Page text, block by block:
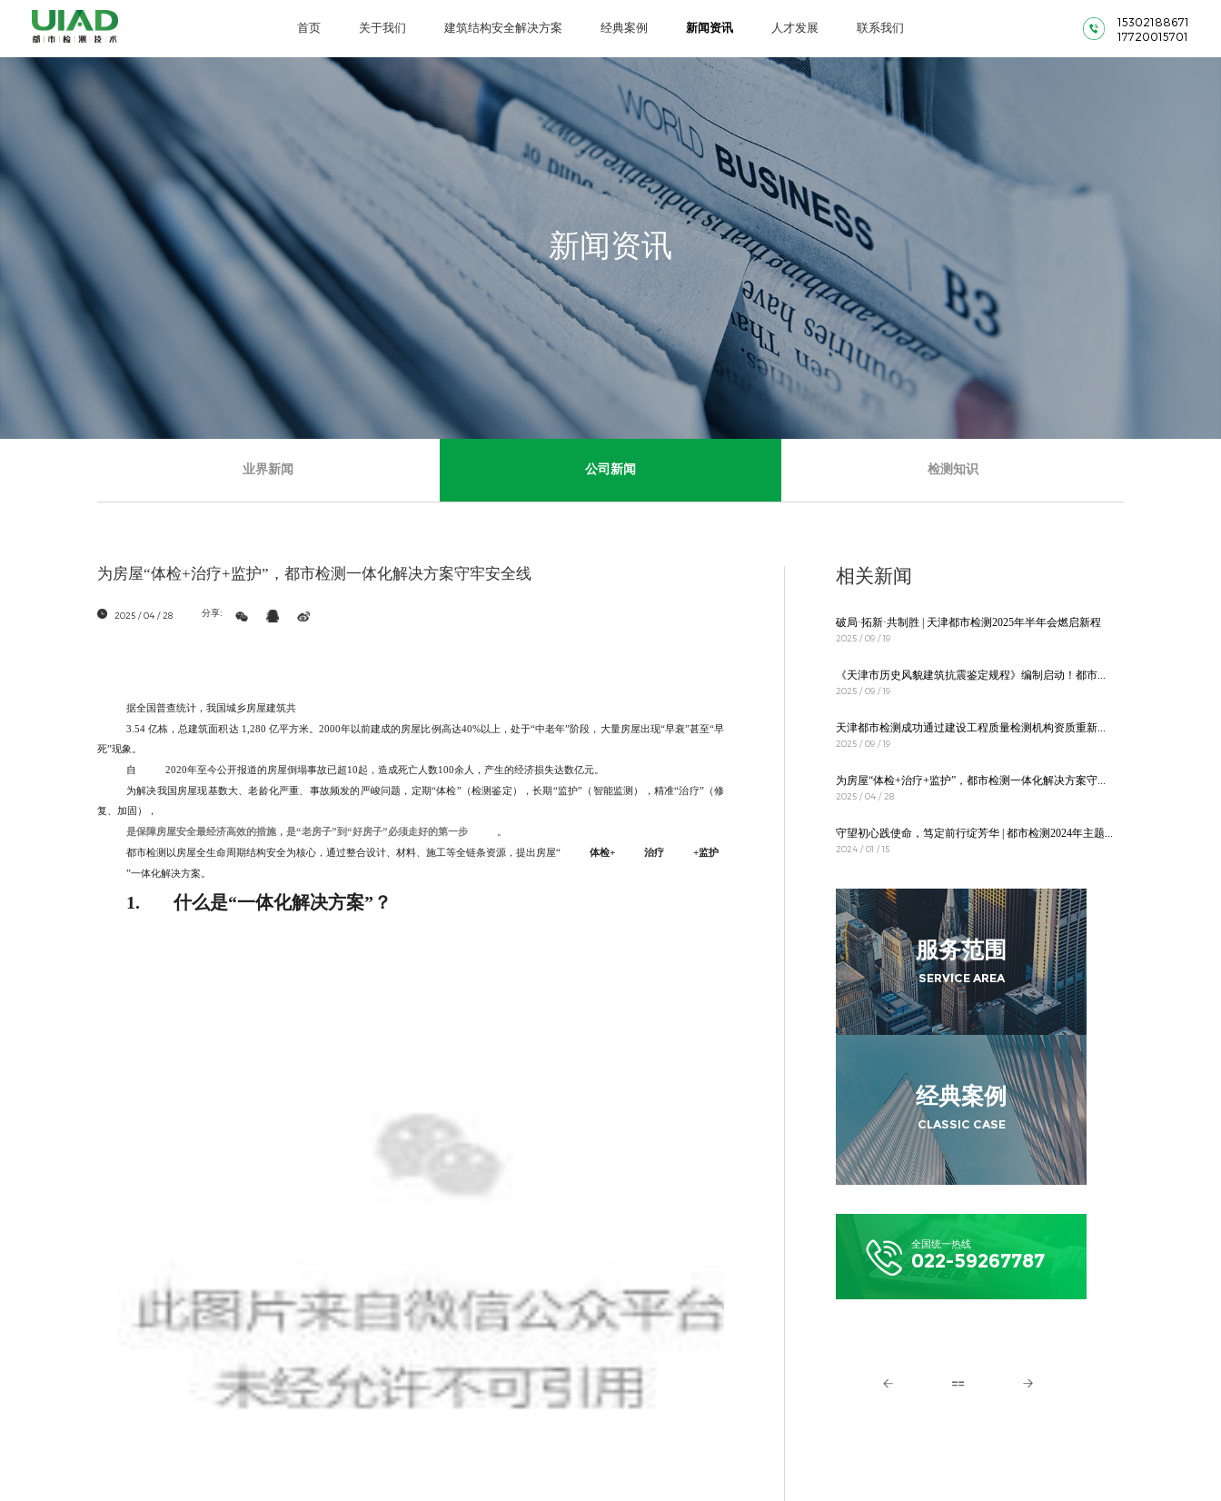
首页 关于我们 建筑结构安全解决方案 经典案例 新闻资讯 人才发展 联系我们
15302188671
17720015701
新闻资讯
业界新闻 公司新闻 检测知识
为房屋“体检+治疗+监护”，都市检测一体化解决方案守牢安全线
2025 / 04 / 28 分享:
据全国普查统计，我国城乡房屋建筑共
3.54 亿栋，总建筑面积达 1,280 亿平方米。2000年以前建成的房屋比例高达40%以上，处于“中老年”阶段，大量房屋出现“早衰”甚至“早
死”现象。
自
2020年至今公开报道的房屋倒塌事故已超10起，造成死亡人数100余人，产生的经济损失达数亿元。
为解决我国房屋现基数大、老龄化严重、事故频发的严峻问题，定期“体检”（检测鉴定），长期“监护”（智能监测），精准“治疗”（修
复、加固），
是保障房屋安全最经济高效的措施，是“老房子”到“好房子”必须走好的第一步
都市检测以房屋全生命周期结构安全为核心，通过整合设计、材料、施工等全链条资源，提出房屋“
体检+ 治疗
+监护
”一体化解决方案。
1. 什么是“一体化解决方案”？
相关新闻
破局·拓新·共制胜 | 天津都市检测2025年半年会燃启新程
2025 / 09 / 19
《天津市历史风貌建筑抗震鉴定规程》编制启动！都市检测公司深度参编
2025 / 09 / 19
天津都市检测成功通过建设工程质量检测机构资质重新核定
2025 / 09 / 19
为房屋“体检+治疗+监护”，都市检测一体化解决方案守牢安全线
2025 / 04 / 28
守望初心践使命，笃定前行绽芳华 | 都市检测2024年主题年会圆满落幕
2024 / 01 / 15
服务范围
SERVICE AREA
经典案例
CLASSIC CASE
全国统一热线
022-59267787